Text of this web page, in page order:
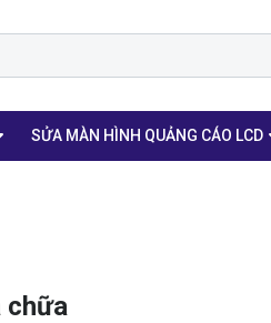
SỬA MÀN HÌNH QUẢNG CÁO LCD
chữa